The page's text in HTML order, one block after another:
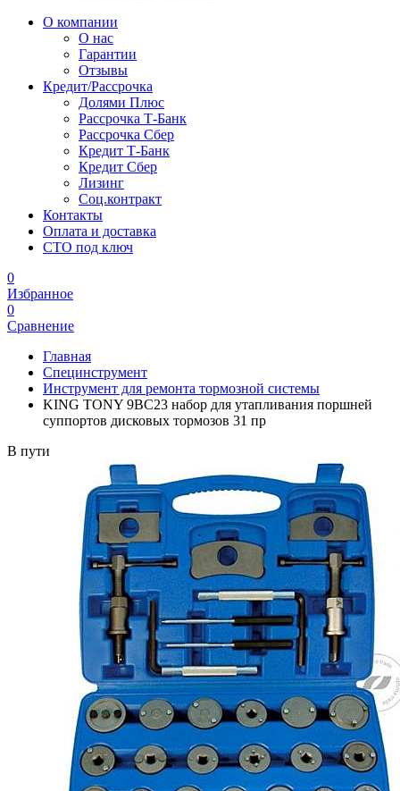
О компании
О нас
Гарантии
Отзывы
Кредит/Рассрочка
Долями Плюс
Рассрочка Т-Банк
Рассрочка Сбер
Кредит Т-Банк
Кредит Сбер
Лизинг
Соц.контракт
Контакты
Оплата и доставка
СТО под ключ
0
Избранное
0
Сравнение
Главная
Специнструмент
Инструмент для ремонта тормозной системы
KING TONY 9BC23 набор для утапливания поршней
суппортов дисковых тормозов 31 пр
В пути